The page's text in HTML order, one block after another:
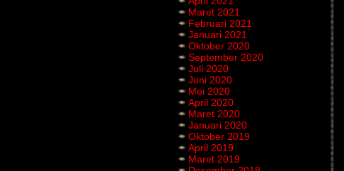
Maret 2021
Februari 2021
Januari 2021
Oktober 2020
September 2020
Juli 2020
Juni 2020
Mei 2020
April 2020
Maret 2020
Januari 2020
Oktober 2019
April 2019
Maret 2019